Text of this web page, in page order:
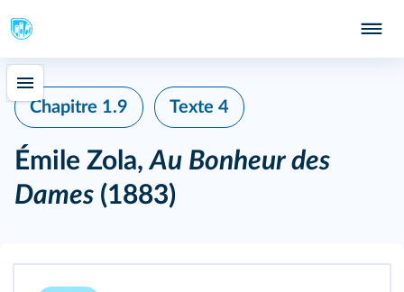
Chapitre 1.9 Texte 4
Émile Zola,Au Bonheur des
Dames (1883)